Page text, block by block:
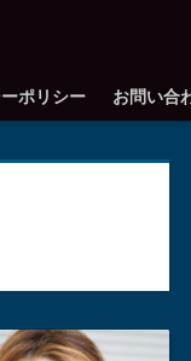
ポリシー お問い合